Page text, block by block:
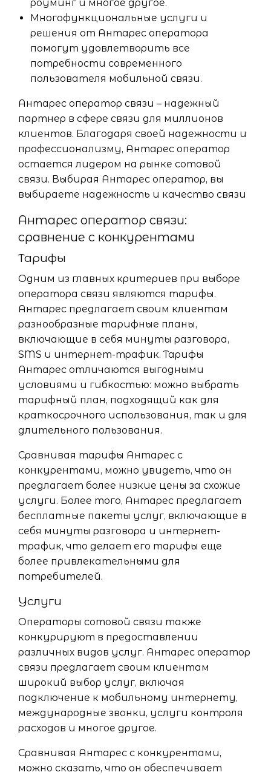
роуминг и многое другое.
Многофункциональные услуги и
решения от Антарес оператора
помогут удовлетворить все
потребности современного
пользователя мобильной связи.
Антарес оператор связи – надежный
партнер в сфере связи для миллионов
клиентов. Благодаря своей надежности и
профессионализму, Антарес оператор
остается лидером на рынке сотовой
связи. Выбирая Антарес оператор, вы
выбираете надежность и качество связи
Антарес оператор связи:
сравнение с конкурентами
Тарифы
Одним из главных критериев при выборе
оператора связи являются тарифы.
Антарес предлагает своим клиентам
разнообразные тарифные планы,
включающие в себя минуты разговора,
SMS и интернет-трафик. Тарифы
Антарес отличаются выгодными
условиями и гибкостью: можно выбрать
тарифный план, подходящий как для
краткосрочного использования, так и для
длительного пользования.
Сравнивая тарифы Антарес с
конкурентами, можно увидеть, что он
предлагает более низкие цены за схожие
услуги. Более того, Антарес предлагает
бесплатные пакеты услуг, включающие в
себя минуты разговора и интернет-
трафик, что делает его тарифы еще
более привлекательными для
потребителей.
Услуги
Операторы сотовой связи также
конкурируют в предоставлении
различных видов услуг. Антарес оператор
связи предлагает своим клиентам
широкий выбор услуг, включая
подключение к мобильному интернету,
международные звонки, услуги контроля
расходов и многое другое.
Сравнивая Антарес с конкурентами,
можно сказать, что он обеспечивает